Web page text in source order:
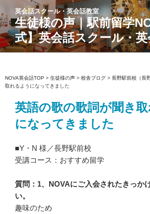
ン
テ
ン
ツ
ス
キ
英会話スクール・英会話教室
生徒様の声｜駅前留学
式】英会話スクール・
NOVA英会話TOP > 生徒様の声 > 校舎ブログ > 長野駅前校（長
取れるようになってきました
英語の歌の歌詞が聞き
になってきました
■Y・N 様／長野駅前校
受講コース：おすすめ留学
質問：1、NOVAにご入会されたきっか
い。
趣味のため